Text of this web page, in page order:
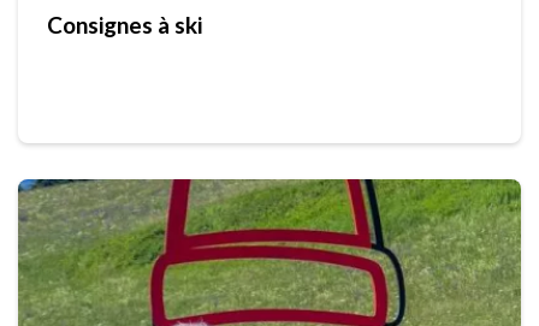
Consignes à ski